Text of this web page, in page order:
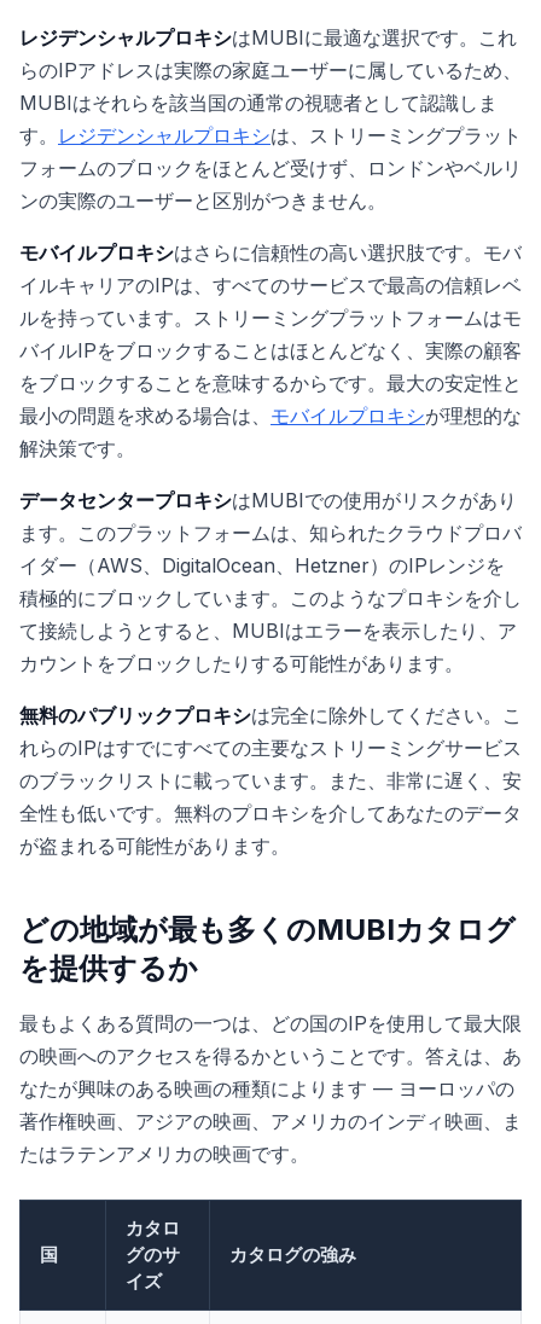
レジデンシャルプロキシはMUBIに最適な選択です。これ
らのIPアドレスは実際の家庭ユーザーに属しているため、
MUBIはそれらを該当国の通常の視聴者として認識しま
す。 レジデンシャルプロキシは、ストリーミングプラット
フォームのブロックをほとんど受けず、ロンドンやベルリ
ンの実際のユーザーと区別がつきません。
モバイルプロキシはさらに信頼性の高い選択肢です。モバ
イルキャリアのIPは、すべてのサービスで最高の信頼レベ
ルを持っています。ストリーミングプラットフォームはモ
バイルIPをブロックすることはほとんどなく、実際の顧客
をブロックすることを意味するからです。最大の安定性と
最小の問題を求める場合は、 モバイルプロキシが理想的な
解決策です。
データセンタープロキシはMUBIでの使用がリスクがあり
ます。このプラットフォームは、知られたクラウドプロバ
イダー（AWS、DigitalOcean、Hetzner）のIPレンジを
積極的にブロックしています。このようなプロキシを介し
て接続しようとすると、MUBIはエラーを表示したり、ア
カウントをブロックしたりする可能性があります。
無料のパブリックプロキシは完全に除外してください。こ
れらのIPはすでにすべての主要なストリーミングサービス
のブラックリストに載っています。また、非常に遅く、安
全性も低いです。無料のプロキシを介してあなたのデータ
が盗まれる可能性があります。
どの地域が最も多くのMUBIカタログ
を提供するか
最もよくある質問の一つは、どの国のIPを使用して最大限
の映画へのアクセスを得るかということです。答えは、あ
なたが興味のある映画の種類によります — ヨーロッパの
著作権映画、アジアの映画、アメリカのインディ映画、ま
たはラテンアメリカの映画です。
国
カタロ
グのサ
イズ
カタログの強み